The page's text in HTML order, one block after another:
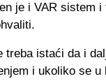
je i VAR sistem
treba istaći da i
i ukoliko se u